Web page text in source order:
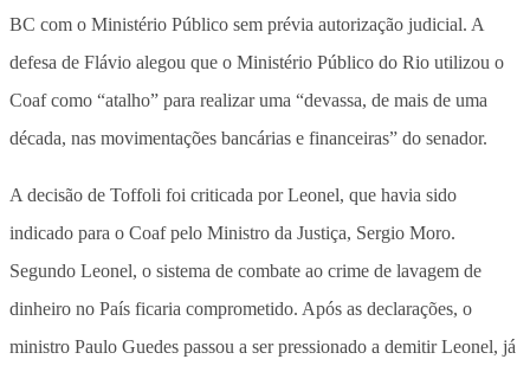
BC com o Ministério Público sem prévia autorização judicial. A
defesa de Flávio alegou que o Ministério Público do Rio utilizou o
Coaf como “atalho” para realizar uma “devassa, de mais de uma
década, nas movimentações bancárias e financeiras” do senador.
A decisão de Toffoli foi criticada por Leonel, que havia sido
indicado para o Coaf pelo Ministro da Justiça, Sergio Moro.
Segundo Leonel, o sistema de combate ao crime de lavagem de
dinheiro no País ficaria comprometido. Após as declarações, o
ministro Paulo Guedes passou a ser pressionado a demitir Leonel, já